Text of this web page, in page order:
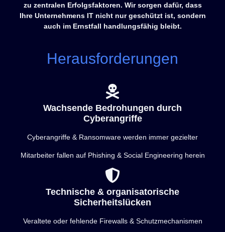
zu zentralen Erfolgsfaktoren. Wir sorgen dafür, dass
Ihre Unternehmens IT nicht nur geschützt ist, sondern
auch im Ernstfall handlungsfähig bleibt.
Herausforderungen
Wachsende Bedrohungen durch
Cyberangriffe
Cyberangriffe & Ransomware werden immer gezielter
Mitarbeiter fallen auf Phishing & Social Engineering herein
Technische & organisatorische
Sicherheitslücken
Veraltete oder fehlende Firewalls & Schutzmechanismen